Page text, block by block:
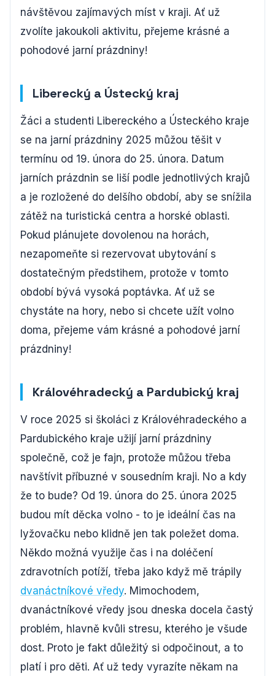
návštěvou zajímavých míst v kraji. Ať už
zvolíte jakoukoli aktivitu, přejeme krásné a
pohodové jarní prázdniny!
Liberecký a Ústecký kraj
Žáci a studenti Libereckého a Ústeckého kraje
se na jarní prázdniny 2025 můžou těšit v
termínu od 19. února do 25. února. Datum
jarních prázdnin se liší podle jednotlivých krajů
a je rozložené do delšího období, aby se snížila
zátěž na turistická centra a horské oblasti.
Pokud plánujete dovolenou na horách,
nezapomeňte si rezervovat ubytování s
dostatečným předstihem, protože v tomto
období bývá vysoká poptávka. Ať už se
chystáte na hory, nebo si chcete užít volno
doma, přejeme vám krásné a pohodové jarní
prázdniny!
Královéhradecký a Pardubický kraj
V roce 2025 si školáci z Královéhradeckého a
Pardubického kraje užijí jarní prázdniny
společně, což je fajn, protože můžou třeba
navštívit příbuzné v sousedním kraji. No a kdy
že to bude? Od 19. února do 25. února 2025
budou mít děcka volno - to je ideální čas na
lyžovačku nebo klidně jen tak poležet doma.
Někdo možná využije čas i na doléčení
zdravotních potíží, třeba jako když mě trápily
dvanáctníkové vředy. Mimochodem,
dvanáctníkové vředy jsou dneska docela častý
problém, hlavně kvůli stresu, kterého je všude
dost. Proto je fakt důležitý si odpočinout, a to
platí i pro děti. Ať už tedy vyrazíte někam na